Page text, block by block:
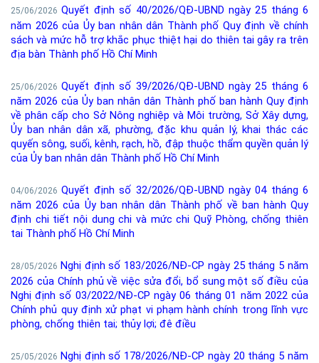
25/06/2026 Quyết định số 40/2026/QĐ-UBND ngày 25 tháng 6
năm 2026 của Ủy ban nhân dân Thành phố Quy định về chính
sách và mức hỗ trợ khắc phục thiệt hại do thiên tai gây ra trên
địa bàn Thành phố Hồ Chí Minh
25/06/2026 Quyết định số 39/2026/QĐ-UBND ngày 25 tháng 6
năm 2026 của Ủy ban nhân dân Thành phố ban hành Quy định
về phân cấp cho Sở Nông nghiệp và Môi trường, Sở Xây dựng,
Ủy ban nhân dân xã, phường, đặc khu quản lý, khai thác các
quyến sông, suối, kênh, rạch, hồ, đập thuộc thẩm quyền quản lý
của Ủy ban nhân dân Thành phố Hồ Chí Minh
04/06/2026 Quyết định số 32/2026/QĐ-UBND ngày 04 tháng 6
năm 2026 của Ủy ban nhân dân Thành phố về ban hành Quy
định chi tiết nội dung chi và mức chi Quỹ Phòng, chống thiên
tai Thành phố Hồ Chí Minh
28/05/2026 Nghị định số 183/2026/NĐ-CP ngày 25 tháng 5 năm
2026 của Chính phủ về việc sửa đổi, bổ sung một số điều của
Nghị định số 03/2022/NĐ-CP ngày 06 tháng 01 năm 2022 của
Chính phủ quy định xử phạt vi phạm hành chính trong lĩnh vực
phòng, chống thiên tai; thủy lợi; đê điều
25/05/2026 Nghị định số 178/2026/NĐ-CP ngày 20 tháng 5 năm